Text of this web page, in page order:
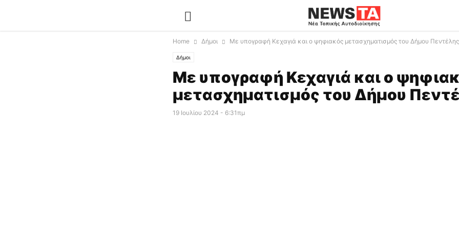
Home Δήμοι Με υπογραφή Κεχαγιά και ο ψηφιακός μετασχηματισμός του Δήμου Πεντέλης
Δήμοι
Με υπογραφή Κεχαγιά και ο
μετασχηματισμός του Δήμου
19 Ιουλίου 2024 - 6:31πμ